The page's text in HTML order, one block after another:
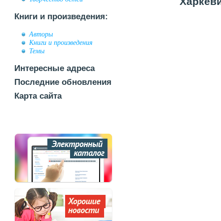
Книги и произведения:
Авторы
Книги и произведения
Темы
Интересные адреса
Последние обновления
Карта сайта